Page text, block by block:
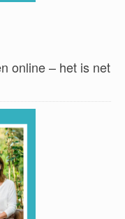
online – het is net